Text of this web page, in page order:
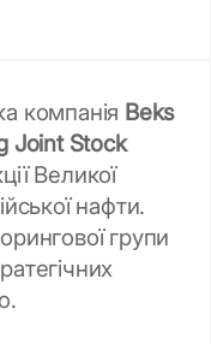
компанія Beks
Joint Stock
Великої
нафти.
групи